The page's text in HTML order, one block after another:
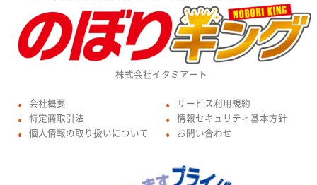
株式会社イタミアート
● 会社概要
● 特定商取引法
● 個人情報の取り扱いについて
● サービス利用規約
● 情報セキュリティ基本方針
● お問い合わせ